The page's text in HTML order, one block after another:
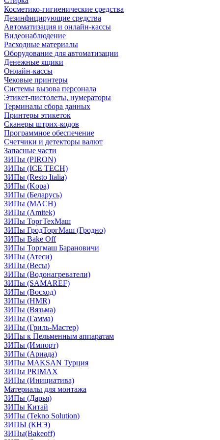
Косметико-гигиенические средства
Дезинфицирующие средства
Автоматизация и онлайн-кассы
Видеонаблюдение
Расходные материалы
Оборудование для автоматизации
Денежные ящики
Онлайн-кассы
Чековые принтеры
Системы вызова персонала
Этикет-пистолеты, нумераторы
Терминалы сбора данных
Принтеры этикеток
Сканеры штрих-кодов
Программное обеспечение
Счетчики и детекторы валют
Запасные части
ЗИПы (PIRON)
ЗИПы (ICE TECH)
ЗИПы (Resto Italia)
ЗИПы (Kopa)
ЗИПы (Беларусь)
ЗИПы (MACH)
ЗИПы (Amitek)
ЗИПы ТоргТехМаш
ЗИПы ГродТоргМаш (Гродно)
ЗИПы Bake Off
ЗИПы Торгмаш Барановичи
ЗИПы (Атеси)
ЗИПы (Весы)
ЗИПы (Водонагреватели)
ЗИПы (SAMAREF)
ЗИПы (Восход)
ЗИПы (HMR)
ЗИПы (Вязьма)
ЗИПы (Гамма)
ЗИПы (Гриль-Мастер)
ЗИПы к Пельменным аппаратам
ЗИПы (Импорт)
ЗИПы (Ариада)
ЗИПы MAKSAN Турция
ЗИПы PRIMAX
ЗИПы (Инициатива)
Материалы для монтажа
ЗИПы (Дарья)
ЗИПы Китай
ЗИПы (Tekno Solution)
ЗИПЫ (КНЭ)
ЗИПы(Bakeoff)